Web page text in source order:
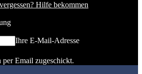
Hilfe bekommen
Ihre E-Mail-Adresse
Email zugeschickt.